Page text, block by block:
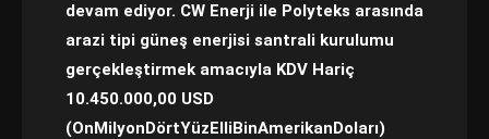
devam ediyor. CW Enerji ile Polyteks arasında
arazi tipi güneş enerjisi santrali kurulumu
gerçekleştirmek amacıyla KDV Hariç
10.450.000,00 USD
(OnMilyonDörtYüzElliBinAmerikanDoları)